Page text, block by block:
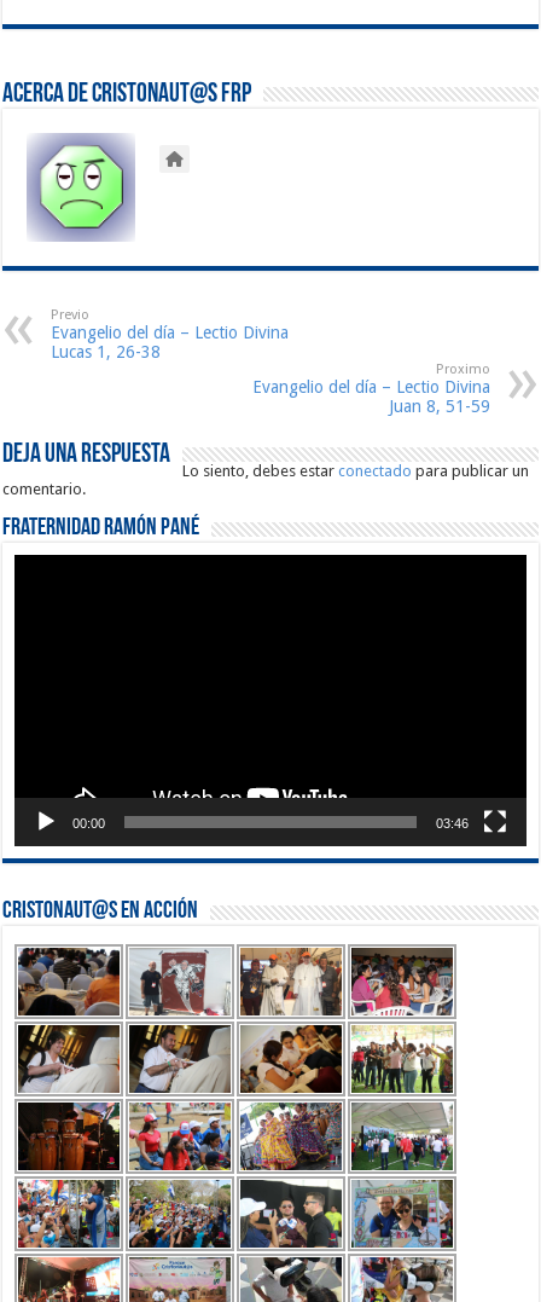
Acerca de Cristonaut@s FRP
Previo
Evangelio del día – Lectio Divina
Lucas 1, 26-38
Proximo
Evangelio del día – Lectio Divina
Juan 8, 51-59
Deja una respuesta
Lo siento, debes estarconectado para publicar un
comentario.
Fraternidad Ramón Pané
00:00 03:46
Cristonaut@s en Acción